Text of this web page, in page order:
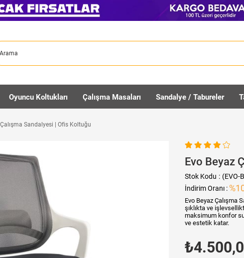
Oyuncu Koltukları Çalışma Masaları Sandalye / Tabureler
Sandalyesi | Ofis Koltuğu
Evo Beyaz
Stok Kodu
(EVO-
İndirim Oranı : %
Evo Beyaz Çalışma
şıklıkta ve
maksimum konfor
ve estetik katar.